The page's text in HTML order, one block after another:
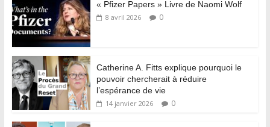
« Pfizer Papers » Livre de Naomi Wolf
8 avril 2026 0
Catherine A. Fitts explique pourquoi le
pouvoir chercherait à réduire
l’espérance de vie
14 janvier 2026 0